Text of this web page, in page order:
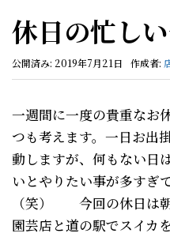
休日の忙し
公開済み: 2019年7月21日 作成者:
一週間に一度の貴重なお
つも考えます。一日お出
動しますが、何もない日
いとやりたい事が多すぎ
（笑） 今回の休日は
園芸店と道の駅でスイカ